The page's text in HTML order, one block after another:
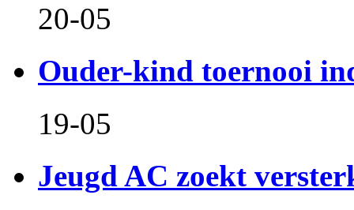
20-05
Ouder-kind toernooi
19-05
Jeugd AC zoekt